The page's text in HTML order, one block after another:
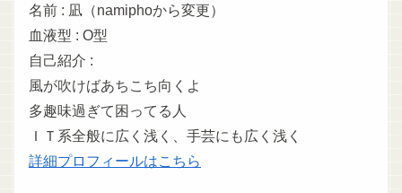
名前 : 凪（namiphoから変更）
血液型 : O型
自己紹介 :
風が吹けばあちこち向くよ
多趣味過ぎて困ってる人
ＩＴ系全般に広く浅く、手芸にも広く浅く
詳細プロフィールはこちら